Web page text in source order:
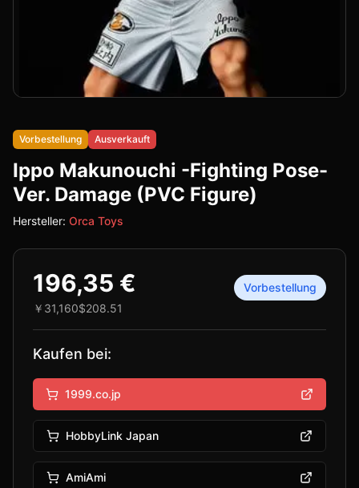
Vorbestellung Ausverkauft
Ippo Makunouchi -Fighting Pose-
Ver. Damage (PVC Figure)
Hersteller: Orca Toys
196,35 €
￥31,160$208.51
Vorbestellung
Kaufen bei:
1999.co.jp
HobbyLink Japan
AmiAmi